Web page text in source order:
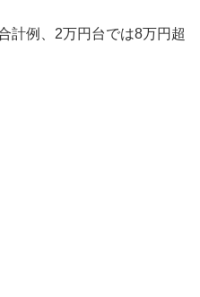
計例、2万円台では8万円超